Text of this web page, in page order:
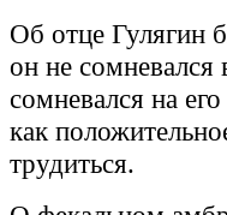
Об отце Гулягин
он не
сомневался на
как
трудиться.